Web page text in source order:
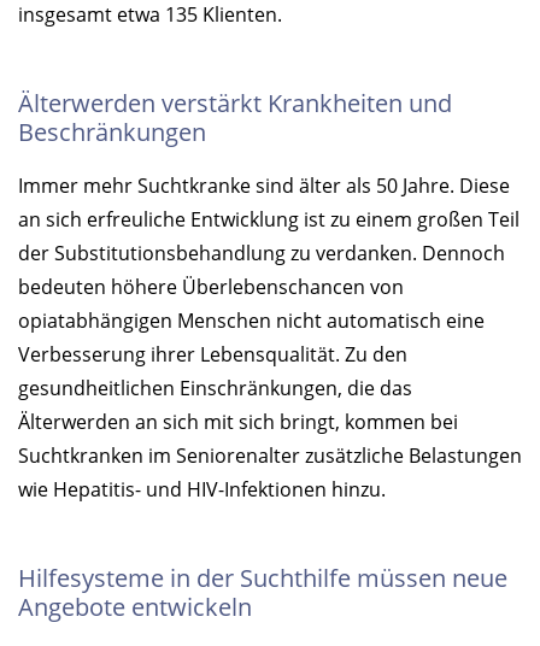
insgesamt etwa 135 Klienten.
Älterwerden verstärkt Krankheiten und
Beschränkungen
Immer mehr Suchtkranke sind älter als 50 Jahre. Diese
an sich erfreuliche Entwicklung ist zu einem großen Teil
der Substitutionsbehandlung zu verdanken. Dennoch
bedeuten höhere Überlebenschancen von
opiatabhängigen Menschen nicht automatisch eine
Verbesserung ihrer Lebensqualität. Zu den
gesundheitlichen Einschränkungen, die das
Älterwerden an sich mit sich bringt, kommen bei
Suchtkranken im Seniorenalter zusätzliche Belastungen
wie Hepatitis- und HIV-Infektionen hinzu.
Hilfesysteme in der Suchthilfe müssen neue
Angebote entwickeln